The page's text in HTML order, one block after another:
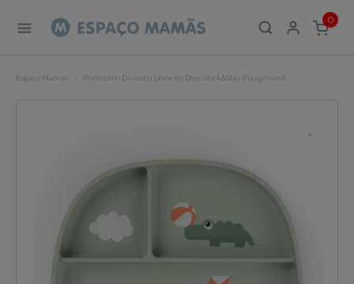
0
ITEMS
Espaço Mamãs Prato com Divisória Done by Deer Stick&Stay Playground